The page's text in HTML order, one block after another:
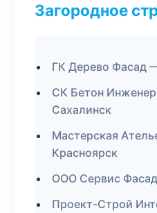
Загородное
ГК Дерево Фасад
СК Бетон
Сахалинск
Мастерская
Красноярск
ООО Сервис
Проект-Строй